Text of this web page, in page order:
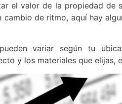
el valor de la propiedad de
de ritmo, aquí hay
variar según tu
y los materiales que elijas,